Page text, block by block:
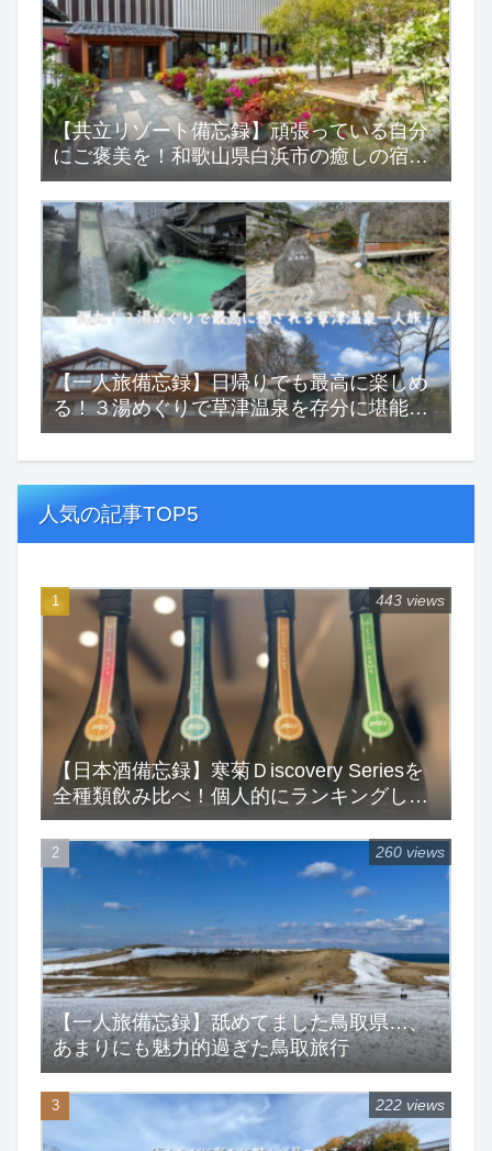
【共立リゾート備忘録】頑張っている自分
にご褒美を！和歌山県白浜市の癒しの宿
『浜千鳥の湯 海舟』
【一人旅備忘録】日帰りでも最高に楽しめ
る！３湯めぐりで草津温泉を存分に堪能す
る一人旅！
人気の記事TOP5
【日本酒備忘録】寒菊Ｄiscovery Seriesを
全種類飲み比べ！個人的にランキングして
みた！
443 views
【一人旅備忘録】舐めてました鳥取県…、
あまりにも魅力的過ぎた鳥取旅行
260 views
222 views